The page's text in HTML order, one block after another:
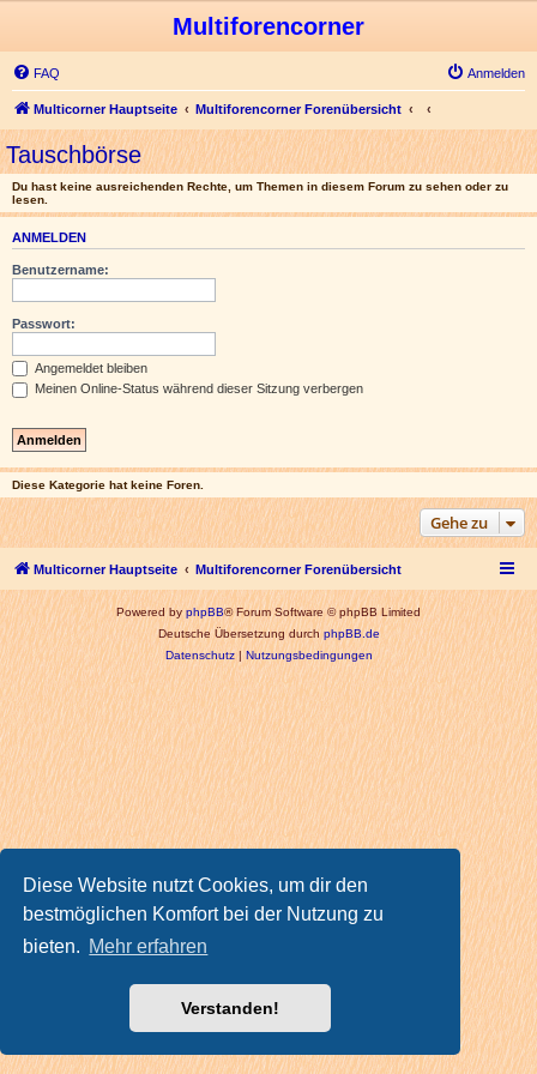
Diese Website nutzt Cookies, um dir den
bestmöglichen Komfort bei der Nutzung zu
bieten. Mehr erfahren
Verstanden!
Multiforencorner
FAQ Anmelden
Multicorner Hauptseite Multiforencorner Forenübersicht
Tauschbörse
Du hast keine ausreichenden Rechte, um Themen in diesem Forum zu sehen oder zu
lesen.
ANMELDEN
Benutzername:
Passwort:
Angemeldet bleiben
Meinen Online-Status während dieser Sitzung verbergen
Diese Kategorie hat keine Foren.
Gehe zu
Multicorner Hauptseite Multiforencorner Forenübersicht
Powered byphpBB® Forum Software © phpBB Limited
Deutsche Übersetzung durchphpBB.de
Datenschutz|Nutzungsbedingungen